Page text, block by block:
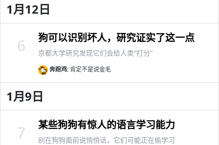
1月12日
狗可以识别坏人，研究证实了这一点
京都大学研究发现它们会给人类“打分”
奔跑鸡:肯定不是说金毛
6
1月9日
某些狗狗有惊人的语言学习能力
别在狗狗面前说悄悄话，它们可能正在偷学习
7